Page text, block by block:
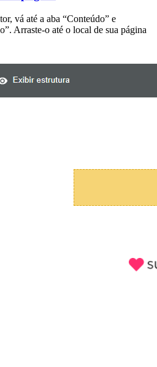
vá até a aba “Conteúdo” e
Arraste-o até o local de sua página